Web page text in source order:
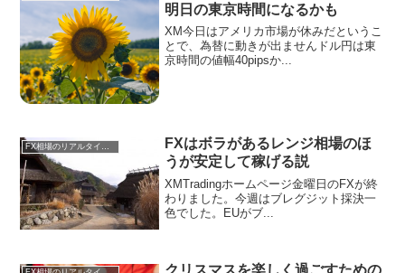
明日の東京時間になるかも
XM今日はアメリカ市場が休みだというこ
とで、為替に動きが出ませんドル円は東
京時間の値幅40pipsか...
FXはボラがあるレンジ相場のほ
うが安定して稼げる説
XMTradingホームページ金曜日のFXが終
わりました。今週はブレグジット採決一
色でした。EUがブ...
クリスマスを楽しく過ごすための